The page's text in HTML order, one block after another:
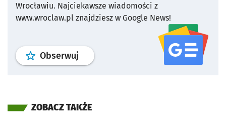
Wrocławiu. Najciekawsze wiadomości z
www.wroclaw.pl znajdziesz w Google News!
Obserwuj profil serwisu
ZOBACZ TAKŻE